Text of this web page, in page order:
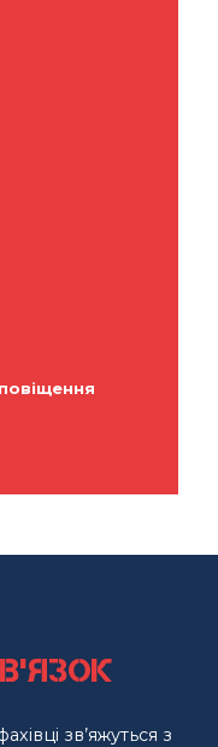
зв’яжуться з